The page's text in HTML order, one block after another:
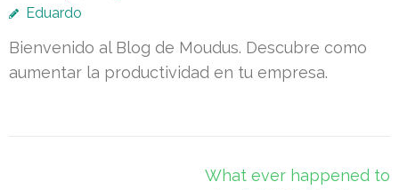
Eduardo
Bienvenido al Blog de Moudus. Descubre como
aumentar la productividad en tu empresa.
What ever happened to